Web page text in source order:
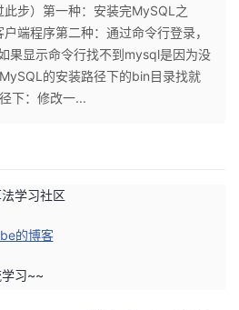
步）第一种：安装完MySQL之
端程序第二种：通过命令行登录，
果显示命令行找不到mysql是因为没
的安装路径下的bin目录找就
下：修改一...
学习社区
的博客
习~~